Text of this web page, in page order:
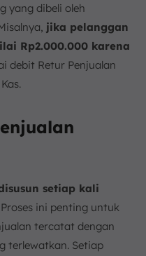
yang dibeli oleh
jika pelanggan
Rp2.000.000 karena
debit Retur Penjualan
setiap kali
Proses ini penting untuk
tercatat dengan
terlewatkan. Setiap